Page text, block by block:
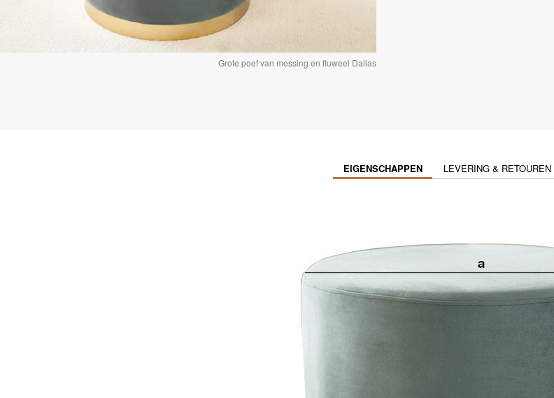
Grote poef van messing en fluweel Dallas
EIGENSCHAPPEN LEVERING & RETOUREN